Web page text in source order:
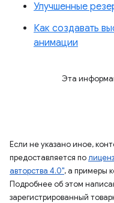
Улучшенные
Как создавать
анимации
Эта
Если не указано иное,
предоставляется по
авторства 4.0", а примеры
Подробнее об этом
зарегистрированный